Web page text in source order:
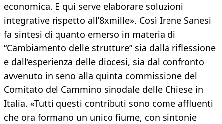
economica. E qui serve elaborare soluzioni
integrative rispetto all’8xmille». Così Irene Sanesi
fa sintesi di quanto emerso in materia di
“Cambiamento delle strutture” sia dalla riflessione
e dall’esperienza delle diocesi, sia dal confronto
avvenuto in seno alla quinta commissione del
Comitato del Cammino sinodale delle Chiese in
Italia. «Tutti questi contributi sono come affluenti
che ora formano un unico fiume, con sintonie